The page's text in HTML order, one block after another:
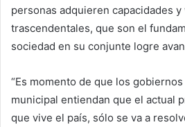
personas adquieren capacidades y
trascendentales, que son el
sociedad en su conjunte logre
“Es momento de que los
municipal entiendan que el actual
que vive el país, sólo se va a